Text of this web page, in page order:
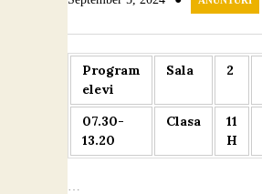
Program
elevi
Sala 2
07.30-
13.20
Clasa
11
H
…